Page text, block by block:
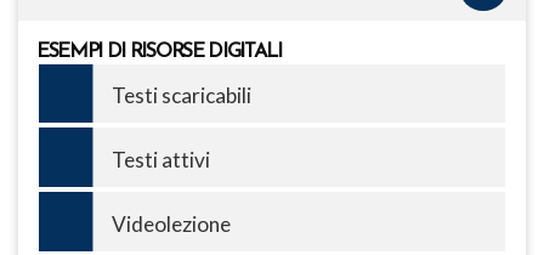
ESEMPI DI RISORSE DIGITALI
Testi scaricabili
Testi attivi
Videolezione